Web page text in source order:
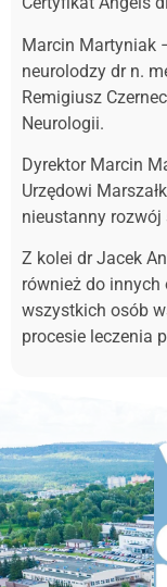
Marcin Martyniak
neurolodzy dr n.
Remigiusz
Neurologii.
Dyrektor Marcin
Urzędowi
nieustanny rozwój
Z kolei dr Jacek
również do innych
wszystkich osób
procesie leczenia